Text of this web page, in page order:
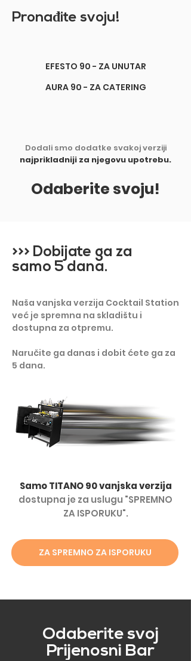
Pronađite svoju!​
EFESTO 90 - ZA UNUTAR
AURA 90 - ZA CATERING
Dodali smo dodatke svakoj verziji
najprikladniji za njegovu upotrebu.
Odaberite svoju!​
>>> Dobijate ga za
samo 5 dana.
Naša vanjska verzija Cocktail Station
već je spremna na skladištu i
dostupna za otpremu.
Naručite ga danas i dobit ćete ga za
5 dana.​
Samo TITANO 90 vanjska verzija
dostupna je za uslugu "SPREMNO
ZA ISPORUKU".​
ZA SPREMNO ZA ISPORUKU
Odaberite svoj
Prijenosni Bar